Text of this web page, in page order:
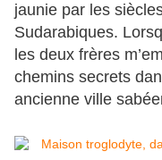
jaunie par les
Sudarabiques.
les deux frères
chemins secrets
ancienne ville